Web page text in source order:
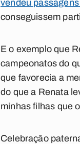
vendeu
conseguissem
E o exemplo que
campeonatos do
que favorecia a
do que a Renata
minhas filhas que
Celebração